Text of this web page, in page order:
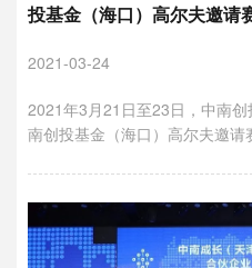
投基金（海口）高尔夫邀请
2021-03-24
2021年3月21日至23日，中南
南创投基金（海口）高尔夫邀请